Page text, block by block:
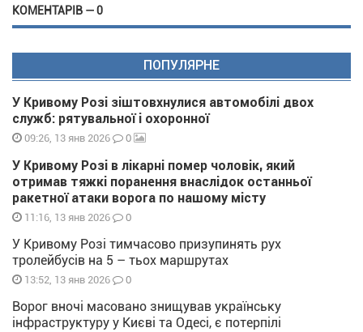
КОМЕНТАРІВ — 0
ПОПУЛЯРНЕ
У Кривому Розі зіштовхнулися автомобілі двох
служб: рятувальної і охоронної
09:26, 13 янв 2026 0
У Кривому Розі в лікарні помер чоловік, який
отримав тяжкі поранення внаслідок останньої
ракетної атаки ворога по нашому місту
11:16, 13 янв 2026 0
У Кривому Розі тимчасово призупинять рух
тролейбусів на 5 – тьох маршрутах
13:52, 13 янв 2026 0
Ворог вночі масовано знищував українську
інфраструктуру у Києві та Одесі, є потерпілі